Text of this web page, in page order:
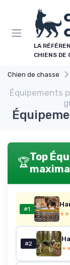
LA
CHIENS DE
Chien de chasse
Équipements
🏆Top
#1
#2
Panneau de